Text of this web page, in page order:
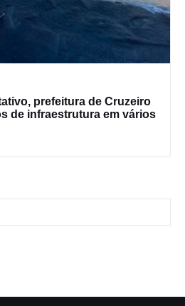
prefeitura de Cruzeiro
de infraestrutura em vários